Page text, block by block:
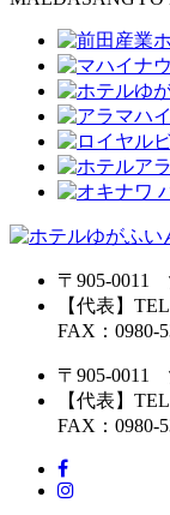
〒905-0011
【代表】TEL
FAX：0980-
〒905-0011
【代表】TEL
FAX：0980-